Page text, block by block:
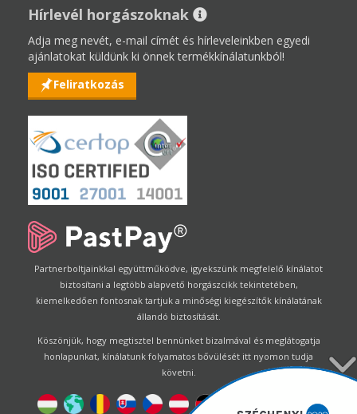
Hírlevél horgászoknak
Adja meg nevét, e-mail címét és hírleveleinkben egyedi
ajánlatokat küldünk ki önnek termékkínálatunkból!
Feliratkozás
Partnerboltjainkkal együttműködve, igyekszünk megfelelő kínálatot
biztosítani a legtöbb alapvető horgászcikk tekintetében,
kiemelkedően fontosnak tartjuk a minőségi kiegészítők kínálatának
állandó biztosítását.
Köszönjük, hogy megtisztel bennünket bizalmával és meglátogatja
honlapunkat, kínálatunk folyamatos bővülését itt nyomon tudja
követni.